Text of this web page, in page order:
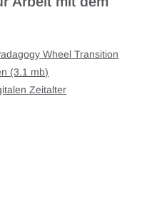
Wheel Transition
(3.1 mb)
Zeitalter